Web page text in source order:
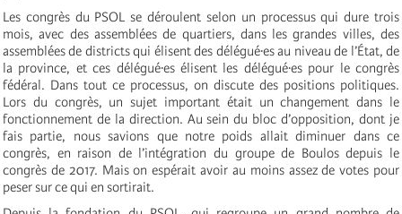
Les congrès du PSOL se déroulent selon un processus qui dure trois
mois, avec des assemblées de quartiers, dans les grandes villes, des
assemblées de districts qui élisent des délégué·es au niveau de l’État, de
la province, et ces délégué·es élisent les délégué·es pour le congrès
fédéral. Dans tout ce processus, on discute des positions politiques.
Lors du congrès, un sujet important était un changement dans le
fonctionnement de la direction. Au sein du bloc d’opposition, dont je
fais partie, nous savions que notre poids allait diminuer dans ce
congrès, en raison de l’intégration du groupe de Boulos depuis le
congrès de 2017. Mais on espérait avoir au moins assez de votes pour
peser sur ce qui en sortirait.